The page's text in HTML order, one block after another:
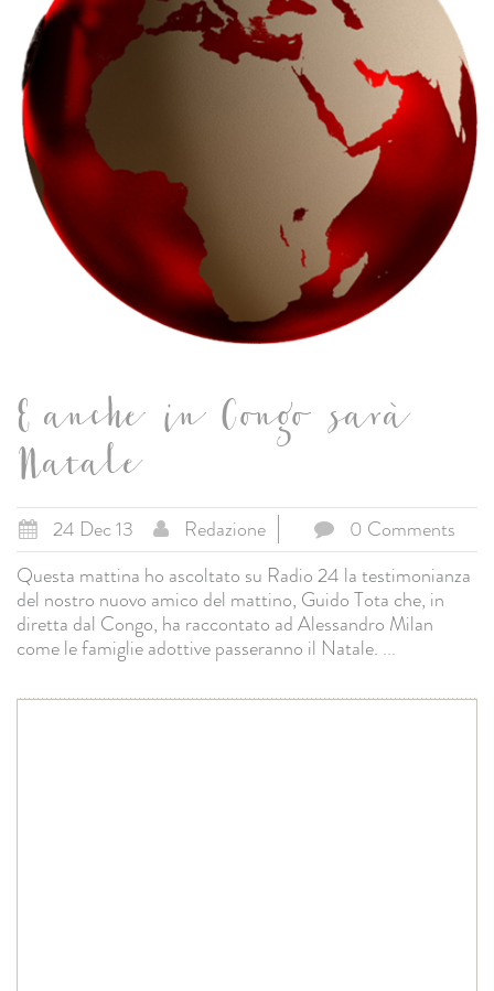
E anche in Congo sarà
Natale
24 Dec 13 Redazione
0 Comments
Questa mattina ho ascoltato su Radio 24 la testimonianza
del nostro nuovo amico del mattino, Guido Tota che, in
diretta dal Congo, ha raccontato ad Alessandro Milan
come le famiglie adottive passeranno il Natale. ...